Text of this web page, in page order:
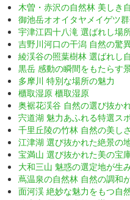
木曽・赤沢の自然林 美しき
御池岳オオイタヤメイゲツ
宇津江四十八滝 選ばれし場
吉野川河口の干潟 自然の驚
綾渓谷の照葉樹林 選ばれし
黒岳 感動の瞬間をもたらす
多摩川 特別な場所の魅力
櫃取湿原 櫃取湿原
奥裾花渓谷 自然の選び抜か
宍道湖 魅力あふれる特選ス
千里丘陵の竹林 自然の美し
江津湖 選び抜かれた絶景の
宝満山 選び抜かれた美の宝
大和三山 魅惑の選定地が生
蔦温泉の自然林 自然の調和
面河渓 絶妙な魅力をもつ自